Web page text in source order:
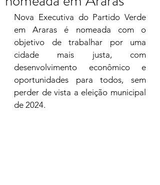
Nova Executiva do Partido Verde
em Araras é nomeada com o
objetivo de trabalhar por uma
cidade mais justa, com
desenvolvimento econômico e
oportunidades para todos, sem
perder de vista a eleição municipal
de 2024.